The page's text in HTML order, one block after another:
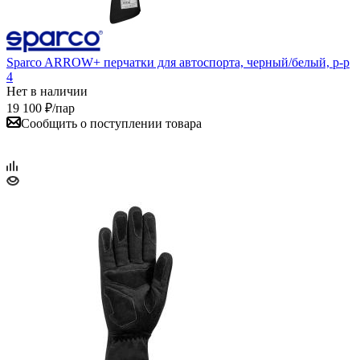
Sparco ARROW+ перчатки для автоспорта, черный/белый, р-р
4
Нет в наличии
19 100 ₽/пар
Сообщить о поступлении товара